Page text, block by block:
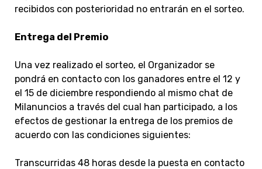
recibidos con posterioridad no entrarán en el sorteo.
Entrega del Premio
Una vez realizado el sorteo, el Organizador se
pondrá en contacto con los ganadores entre el 12 y
el 15 de diciembre respondiendo al mismo chat de
Milanuncios a través del cual han participado, a los
efectos de gestionar la entrega de los premios de
acuerdo con las condiciones siguientes:
Transcurridas 48 horas desde la puesta en contacto